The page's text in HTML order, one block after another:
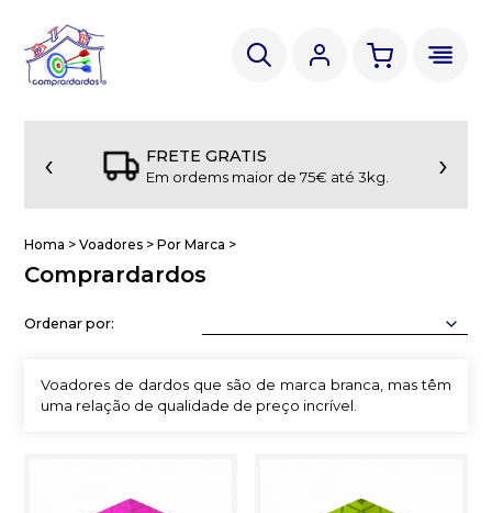
FRETE GRATIS
Em ordems maior de 75€ até 3kg.
‹ ›
Homa >Voadores >Por Marca >
Comprardardos
Ordenar por:
Voadores de dardos que são de marca branca, mas têm
uma relação de qualidade de preço incrível.